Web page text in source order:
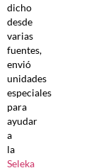
dicho
desde
varias
fuentes,
envió
unidades
especiales
para
ayudar
a
la
Seleka